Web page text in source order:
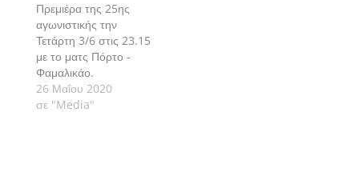
Πρεμιέρα της 25ης
αγωνιστικής την
Τετάρτη 3/6 στις 23.15
με το ματς Πόρτο -
Φαμαλικάο.
26 Μαΐου 2020
σε "Media"